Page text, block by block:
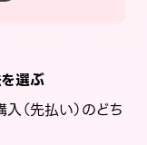
選ぶ
入（先払い）のどち